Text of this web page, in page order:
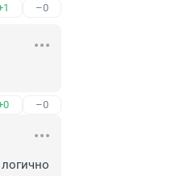
–0
–0